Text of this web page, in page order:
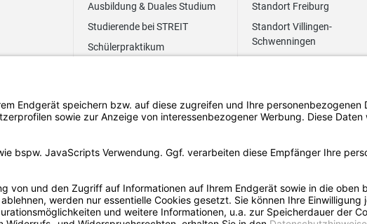
Ausbildung & Duales Studium
Studierende bei STREIT
Schülerpraktikum
Standort Freiburg
Standort Villingen-
Schwenningen